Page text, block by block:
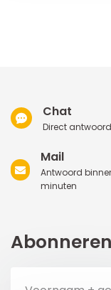
Chat
Direct antwoord
Mail
Antwoord
minuten